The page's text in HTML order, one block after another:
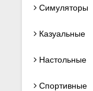
Симуляторы
Казуальные
Настольные
Спортивные